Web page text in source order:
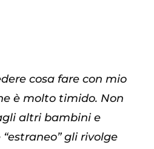
cosa fare con mio
è molto timido. Non
altri bambini e
gli rivolge